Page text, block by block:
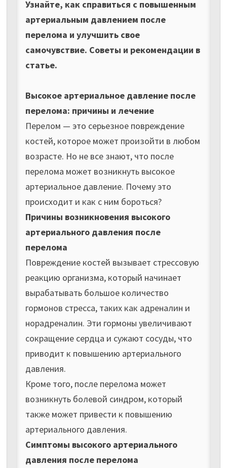
Узнайте, как справиться с повышенным
артериальным давлением после
перелома и улучшить свое
самочувствие. Советы и рекомендации в
статье.
Высокое артериальное давление после
перелома: причины и лечение
Перелом — это серьезное повреждение
костей, которое может произойти в любом
возрасте. Но не все знают, что после
перелома может возникнуть высокое
артериальное давление. Почему это
происходит и как с ним бороться?
Причины возникновения высокого
артериального давления после
перелома
Повреждение костей вызывает стрессовую
реакцию организма, который начинает
вырабатывать большое количество
гормонов стресса, таких как адреналин и
норадреналин. Эти гормоны увеличивают
сокращение сердца и сужают сосуды, что
приводит к повышению артериального
давления.
Кроме того, после перелома может
возникнуть болевой синдром, который
также может привести к повышению
артериального давления.
Симптомы высокого артериального
давления после перелома